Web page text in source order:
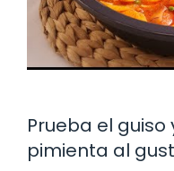
Prueba el
pimienta al